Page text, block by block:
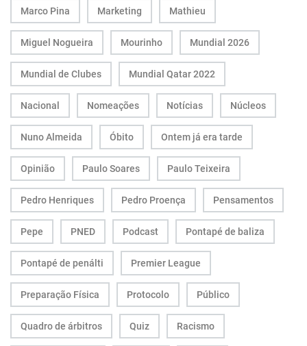
Marco Pina Marketing Mathieu
Miguel Nogueira Mourinho Mundial 2026
Mundial de Clubes Mundial Qatar 2022
Nacional Nomeações Notícias Núcleos
Nuno Almeida Óbito Ontem já era tarde
Opinião Paulo Soares Paulo Teixeira
Pedro Henriques Pedro Proença Pensamentos
Pepe PNED Podcast Pontapé de baliza
Pontapé de penálti Premier League
Preparação Física Protocolo Público
Quadro de árbitros Quiz Racismo